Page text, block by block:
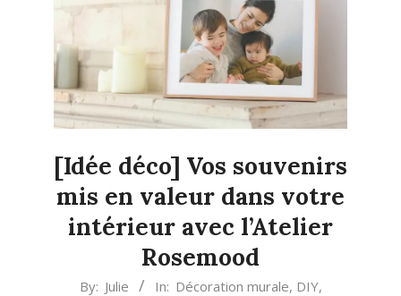
[Idée déco] Vos souvenirs
mis en valeur dans votre
intérieur avec l’Atelier
Rosemood
2021-By: Julie In: Décoration murale, DIY,